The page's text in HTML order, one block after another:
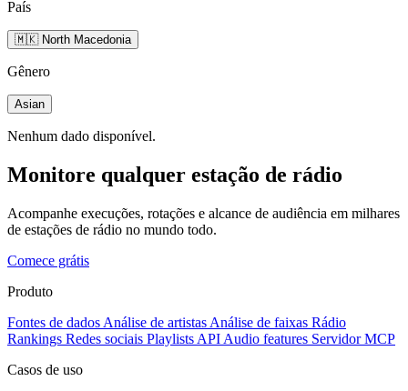
País
🇲🇰 North Macedonia
Gênero
Asian
Nenhum dado disponível.
Monitore qualquer estação de rádio
Acompanhe execuções, rotações e alcance de audiência em milhares
de estações de rádio no mundo todo.
Comece grátis
Produto
Fontes de dados Análise de artistas Análise de faixas Rádio
Rankings Redes sociais Playlists API Audio features Servidor MCP
Casos de uso